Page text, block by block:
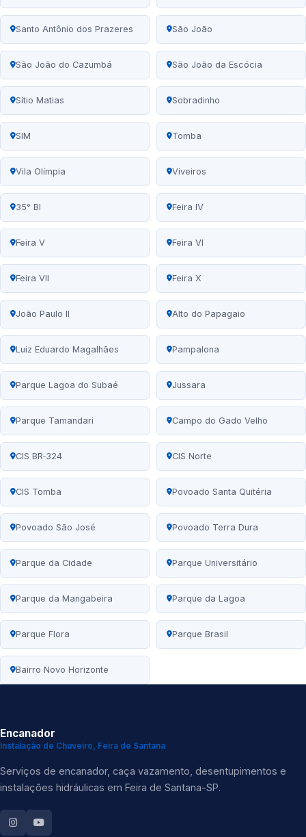
Santo Antônio dos Prazeres São João
São João do Cazumbá São João da Escócia
Sítio Matias Sobradinho
SIM Tomba
Vila Olímpia Viveiros
35° BI Feira IV
Feira V Feira VI
Feira VII Feira X
João Paulo II Alto do Papagaio
Luiz Eduardo Magalhães Pampalona
Parque Lagoa do Subaé Jussara
Parque Tamandari Campo do Gado Velho
CIS BR‑324 CIS Norte
CIS Tomba Povoado Santa Quitéria
Povoado São José Povoado Terra Dura
Parque da Cidade Parque Universitário
Parque da Mangabeira Parque da Lagoa
Parque Flora Parque Brasil
Bairro Novo Horizonte
Encanador
Instalação de Chuveiro, Feira de Santana
Serviços de encanador, caça vazamento, desentupimentos e
instalações hidráulicas em Feira de Santana-SP.